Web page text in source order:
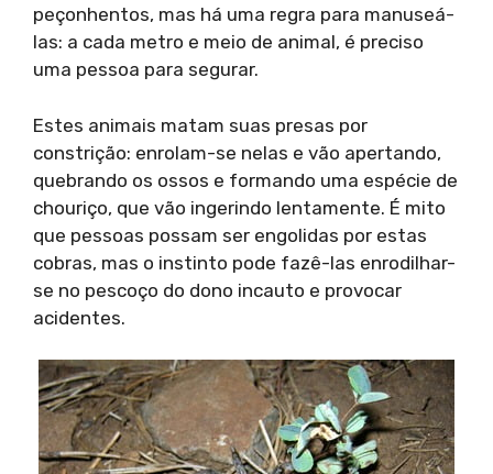
peçonhentos, mas há uma regra para manuseá-
las: a cada metro e meio de animal, é preciso
uma pessoa para segurar.
Estes animais matam suas presas por
constrição: enrolam-se nelas e vão apertando,
quebrando os ossos e formando uma espécie de
chouriço, que vão ingerindo lentamente. É mito
que pessoas possam ser engolidas por estas
cobras, mas o instinto pode fazê-las enrodilhar-
se no pescoço do dono incauto e provocar
acidentes.